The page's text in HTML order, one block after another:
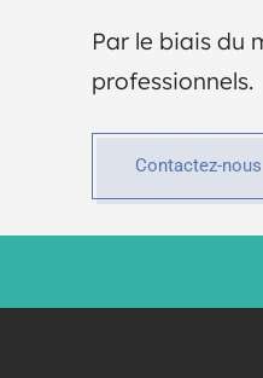
Par le biais du
professionnels.
Contactez-nous